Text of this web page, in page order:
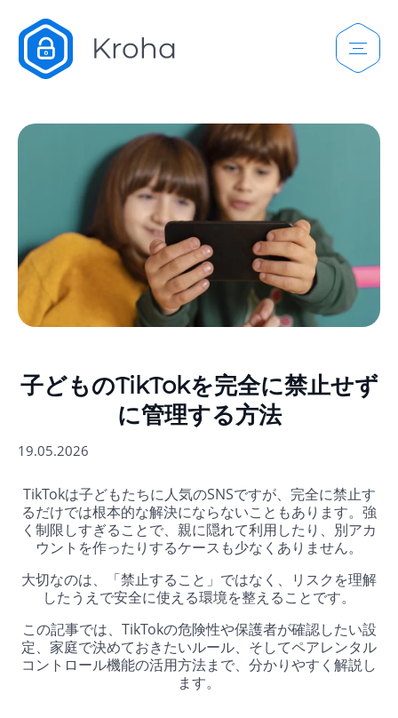
子どものTikTokを完全に禁止せず
に管理する方法
19.05.2026
TikTokは子どもたちに人気のSNSですが、完全に禁止す
るだけでは根本的な解決にならないこともあります。強
く制限しすぎることで、親に隠れて利用したり、別アカ
ウントを作ったりするケースも少なくありません。
大切なのは、「禁止すること」ではなく、リスクを理解
したうえで安全に使える環境を整えることです。
この記事では、TikTokの危険性や保護者が確認したい設
定、家庭で決めておきたいルール、そしてペアレンタル
コントロール機能の活用方法まで、分かりやすく解説し
ます。